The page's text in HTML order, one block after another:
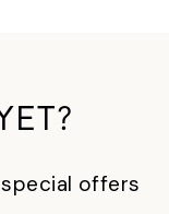
offers